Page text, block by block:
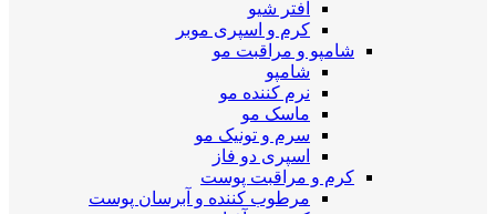
افتر شیو
کرم و اسپری موبر
شامپو و مراقبت مو
شامپو
نرم کننده مو
ماسک مو
سرم و تونیک مو
اسپری دو فاز
کرم و مراقبت پوست
مرطوب کننده و آبرسان پوست